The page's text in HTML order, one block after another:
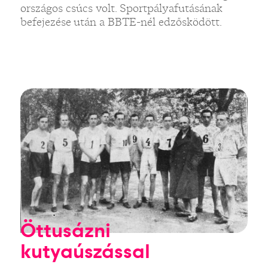
országos csúcs volt. Sportpályafutásának
befejezése után a BBTE-nél edzősködött.
Öttusázni
kutyaúszással